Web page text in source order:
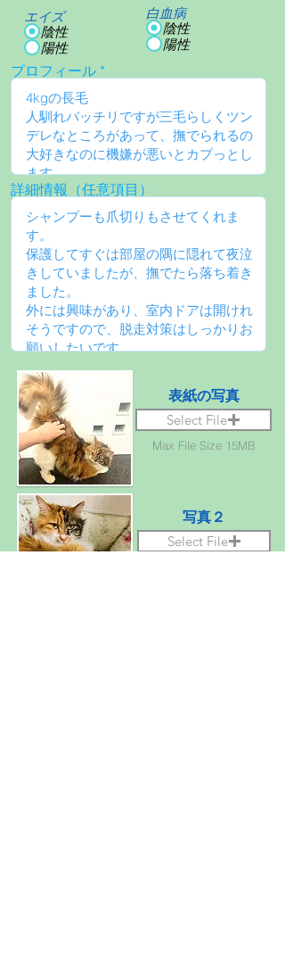
エイズ
陰性
陽性
白血病
陰性
陽性
プロフィール
詳細情報（任意項目）
表紙の写真
Select File
Max File Size 15MB
写真２
Select File